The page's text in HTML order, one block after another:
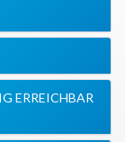
ERREICHBAR